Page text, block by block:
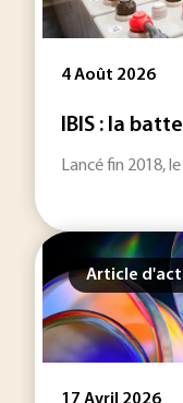
4 Août 2026
IBIS : la
Lancé fin 2018,
Article